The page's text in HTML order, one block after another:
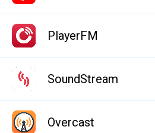
PlayerFM
SoundStream
Overcast